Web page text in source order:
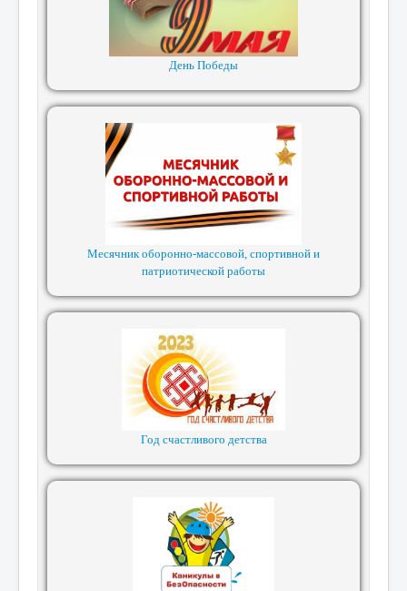
День Победы
Месячник оборонно-массовой, спортивной и
патриотической работы
Год счастливого детства